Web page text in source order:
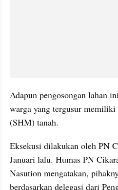
Adapun pengosongan lahan
warga yang tergusur
(SHM) tanah.
Eksekusi dilakukan oleh PN
Januari lalu. Humas PN
Nasution mengatakan,
berdasarkan delegasi dari